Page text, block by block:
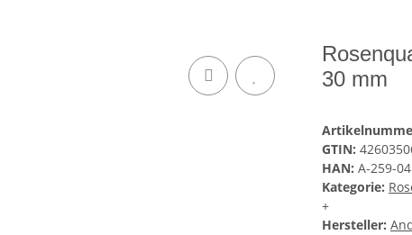
30 mm
GTIN:
HAN: A-259-04
Kategorie:
+
Hersteller: